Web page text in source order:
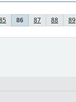
86 87 88 89